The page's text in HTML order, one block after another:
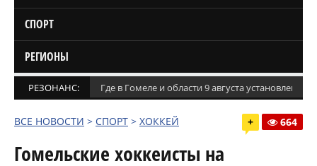
СПОРТ
РЕГИОНЫ
РЕЗОНАНС: Где в Гомеле и области 9 августа установлены
ВСЕ НОВОСТИ > СПОРТ > ХОККЕЙ + 664
Гомельские хоккеисты на